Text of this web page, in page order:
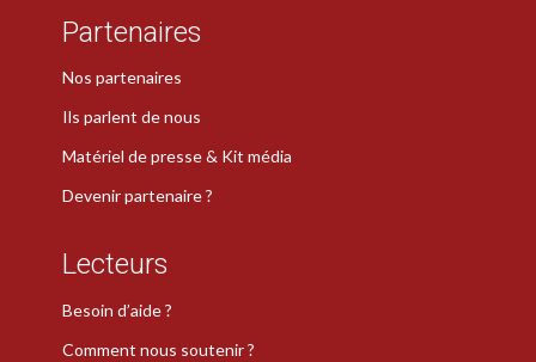
Partenaires
Nos partenaires
Ils parlent de nous
Matériel de presse & Kit média
Devenir partenaire ?
Lecteurs
Besoin d’aide ?
Comment nous soutenir ?